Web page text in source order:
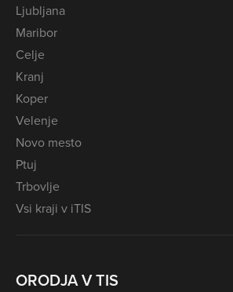
Ljubljana
Maribor
Celje
Kranj
Koper
Velenje
Novo mesto
Ptuj
Trbovlje
Vsi kraji v iTIS
ORODJA V TIS